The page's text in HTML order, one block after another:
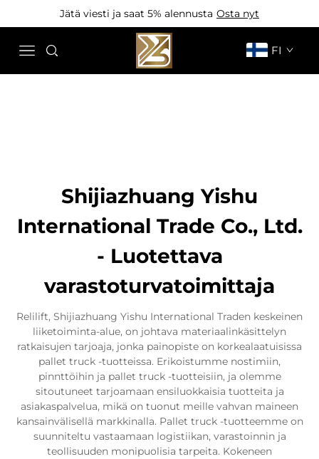
Jätä viesti ja saat 5% alennusta Osta nyt
FI
Shijiazhuang Yishu
International Trade Co., Ltd.
- Luotettava
varastoturvatoimittaja
Relilift, Shijiazhuang Yishu International Traden keskeinen
liiketoiminta-alue, on johtava materiaalinkäsittelyn
ratkaisujen tarjoaja, jonka painopiste on korkealaatuisissa
pallet truck -tuotteissa. Erikoistumme nostimiin,
pinnttöihin ja pallet truck -tuotteisiin, ja olemme
sitoutuneet tarjoamaan ensiluokkaisia tuotteita ja
asiakaspalvelua, mikä on tuonut meille vahvan maineen
kansainvälisellä markkinalla. Pallet truck -tuotteemme on
suunniteltu vastaamaan logistiikan, varastoinnin ja
teollisuuden monipuolisia tarpeita. Kokeneen